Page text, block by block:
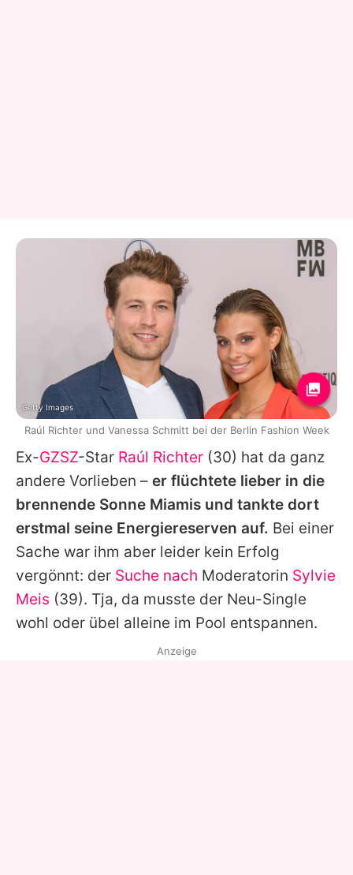
Ex-GZSZ-Star Raúl Richter (30) hat da ganz
andere Vorlieben – er flüchtete lieber in die
brennende Sonne Miamis und tankte dort
erstmal seine Energiereserven auf. Bei einer
Sache war ihm aber leider kein Erfolg
vergönnt: der Suche nach Moderatorin Sylvie
Meis (39). Tja, da musste der Neu-Single
wohl oder übel alleine im Pool entspannen.
Getty Images
Raúl Richter und Vanessa Schmitt bei der Berlin Fashion Week
Anzeige